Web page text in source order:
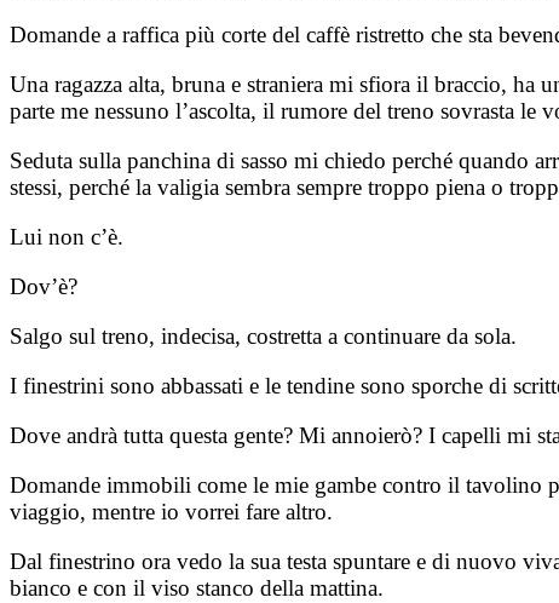
Domande a raffica più corte del caffè ristretto che sta
Una ragazza alta, bruna e straniera mi sfiora il braccio, ha
parte me nessuno l’ascolta, il rumore del treno sovrasta
Seduta sulla panchina di sasso mi chiedo perché quando
stessi, perché la valigia sembra sempre troppo piena o
Lui non c’è.
Dov’è?
Salgo sul treno, indecisa, costretta a continuare da sola.
I finestrini sono abbassati e le tendine sono sporche di
Dove andrà tutta questa gente? Mi annoierò? I capelli mi
Domande immobili come le mie gambe contro il tavolino
viaggio, mentre io vorrei fare altro.
Dal finestrino ora vedo la sua testa spuntare e di nuovo
bianco e con il viso stanco della mattina.